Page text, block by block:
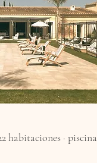
habitaciones · piscina